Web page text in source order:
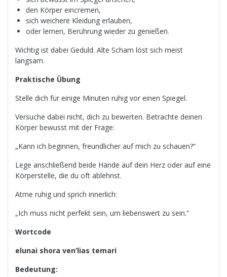
den Körper eincremen,
sich weichere Kleidung erlauben,
oder lernen, Berührung wieder zu genießen.
Wichtig ist dabei Geduld. Alte Scham löst sich meist
langsam.
Praktische Übung
Stelle dich für einige Minuten ruhig vor einen Spiegel.
Versuche dabei nicht, dich zu bewerten. Betrachte deinen
Körper bewusst mit der Frage:
„Kann ich beginnen, freundlicher auf mich zu schauen?“
Lege anschließend beide Hände auf dein Herz oder auf eine
Körperstelle, die du oft ablehnst.
Atme ruhig und sprich innerlich:
„Ich muss nicht perfekt sein, um liebenswert zu sein.“
Wortcode
elunai shora ven’lias temari
Bedeutung: